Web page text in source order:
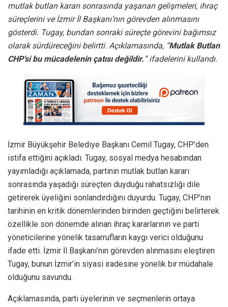
mutlak butlan kararı sonrasında yaşanan gelişmeleri, ihraç
süreçlerini ve İzmir İl Başkanı’nın görevden alınmasını
gösterdi. Tugay, bundan sonraki süreçte görevini bağımsız
olarak sürdüreceğini belirtti. Açıklamasında, “Mutlak Butlan
CHP’si bu mücadelenin çatısı değildir. ” ifadelerini kullandı.
İzmir Büyükşehir Belediye Başkanı Cemil Tugay, CHP’den
istifa ettiğini açıkladı. Tugay, sosyal medya hesabından
yayımladığı açıklamada, partinin mutlak butlan kararı
sonrasında yaşadığı süreçten duyduğu rahatsızlığı dile
getirerek üyeliğini sonlandırdığını duyurdu. Tugay, CHP’nin
tarihinin en kritik dönemlerinden birinden geçtiğini belirterek
özellikle son dönemde alınan ihraç kararlarının ve parti
yöneticilerine yönelik tasarrufların kaygı verici olduğunu
ifade etti. İzmir İl Başkanı’nın görevden alınmasını eleştiren
Tugay, bunun İzmir’in siyasi iradesine yönelik bir müdahale
olduğunu savundu.
Açıklamasında, parti üyelerinin ve seçmenlerin ortaya